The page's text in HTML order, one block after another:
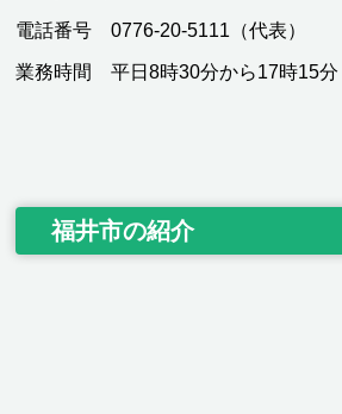
電話番号 0776-20-5111（代表）
業務時間 平日8時30分から17時15分
福井市の紹介